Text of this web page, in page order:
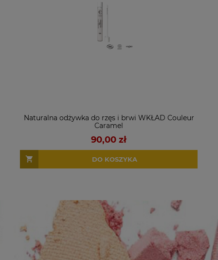
Naturalna odżywka do rzęs i brwi WKŁAD Couleur
Caramel
90,00 zł
DO KOSZYKA